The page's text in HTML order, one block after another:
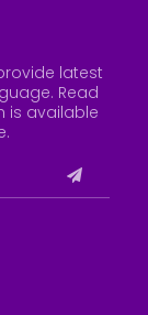
latest
Read
is available
.